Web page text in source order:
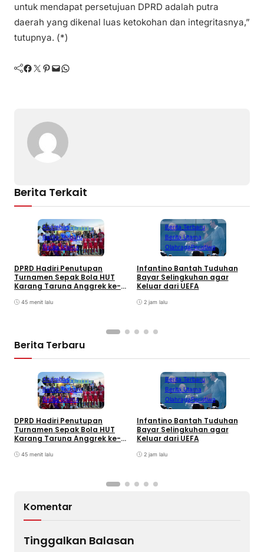
untuk mendapat persetujuan DPRD adalah putra
daerah yang dikenal luas ketokohan dan integritasnya,”
tutupnya. (*)
Facebook Twitter Pinterest Mail WhatsApp
Berita Terkait
Anambas
Berita Terbaru
Berita Utama
DPRD Hadiri Penutupan
Turnamen Sepak Bola HUT
Karang Taruna Anggrek ke-
45 menit lalu
Berita Terbaru
Berita Utama
OlahragaPeristiwa
Infantino Bantah Tuduhan
Bayar Selingkuhan agar
Keluar dari UEFA
2 jam lalu
Berita Terbaru
Anambas
Berita Terbaru
Berita Utama
DPRD Hadiri Penutupan
Turnamen Sepak Bola HUT
Karang Taruna Anggrek ke-
45 menit lalu
Berita Terbaru
Berita Utama
OlahragaPeristiwa
Infantino Bantah Tuduhan
Bayar Selingkuhan agar
Keluar dari UEFA
2 jam lalu
Komentar
Tinggalkan Balasan